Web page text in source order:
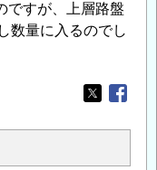
ですが、上層路盤
数量に入るのでし
Opens in